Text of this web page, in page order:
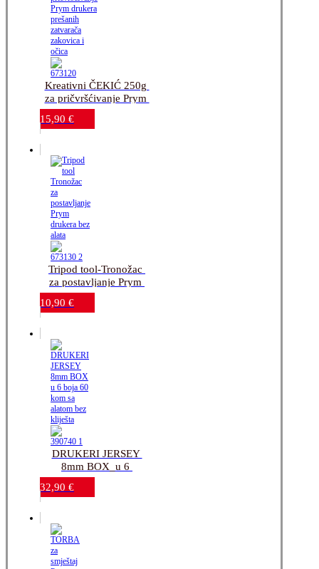
Kreativni ČEKIĆ 250g
za pričvršćivanje Prym
drukera_prešanih
zatvarača_zakovica i
15,90 €
Tripod tool-Tronožac
za postavljanje Prym
drukera_bez alata
10,90 €
DRUKERI JERSEY
8mm BOX_u 6
boja_60 kom_sa
alatom bez kliješta
32,90 €